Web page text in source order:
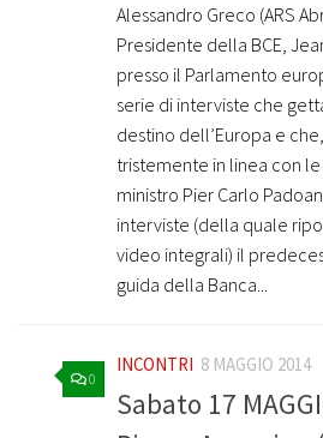
Alessandro Greco (ARS
Presidente della BCE,
presso il Parlamento
serie di interviste che
destino dell’Europa e
tristemente in linea con
ministro Pier Carlo
interviste (della quale
video integrali) il
guida della Banca...
0
INCONTRI 8 MAGGIO 2014
Sabato 17